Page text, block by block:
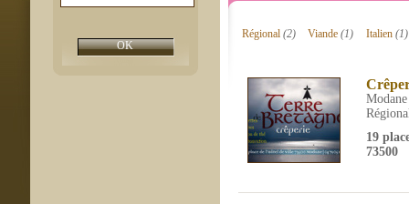
Régional (2) Viande(1) Italien (1)
Modane
19
73500